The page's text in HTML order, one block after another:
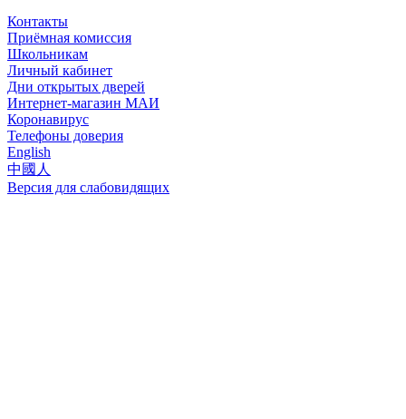
Контакты
Приёмная комиссия
Школьникам
Личный кабинет
Дни открытых дверей
Интернет-магазин МАИ
Коронавирус
Телефоны доверия
English
中國人
Версия для слабовидящих